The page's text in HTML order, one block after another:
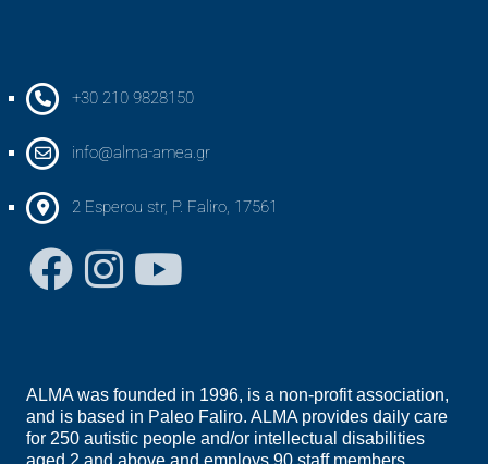
+30 210 9828150
info@alma-amea.gr
2 Esperou str, P. Faliro, 17561
ALMA was founded in 1996, is a non-profit association,
and is based in Paleo Faliro. ALMA provides daily care
for 250 autistic people and/or intellectual disabilities
aged 2 and above and employs 90 staff members.